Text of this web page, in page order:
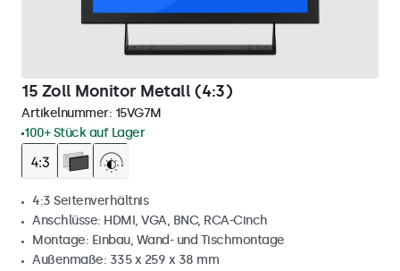
15 Zoll Monitor Metall (4:3)
Artikelnummer: 15VG7M
100+ Stück auf Lager
4:3 Seitenverhältnis
Anschlüsse: HDMI, VGA, BNC, RCA-Cinch
Montage: Einbau, Wand- und Tischmontage
Außenmaße: 335 x 259 x 38 mm